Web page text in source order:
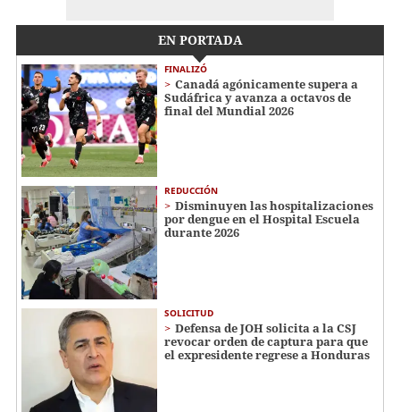
EN PORTADA
FINALIZÓ
Canadá agónicamente supera a
Sudáfrica y avanza a octavos de
final del Mundial 2026
REDUCCIÓN
Disminuyen las hospitalizaciones
por dengue en el Hospital Escuela
durante 2026
SOLICITUD
Defensa de JOH solicita a la CSJ
revocar orden de captura para que
el expresidente regrese a Honduras